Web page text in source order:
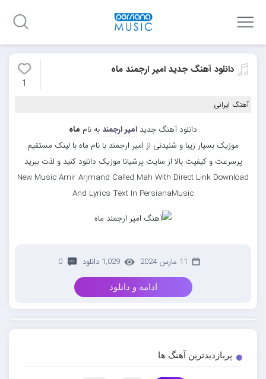
دانلود آهنگ جدید امیر ارجمند ماه
1
آهنگ ایرانی
دانلود آهنگ جدید امیر ارجمند به نام ماه
موزیک بسیار زیبا و شنیدنی از امیر ارجمند با نام ماه با لینک مستقیم
پرسرعت و کیفیت بالا از سایت پرشیانا موزیک دانلود کنید و لذت ببرید
New Music Amir Arjmand Called Mah With Direct Link Download
And Lyrics Text In PersianaMusic
11 مارس 2024 1,029 دانلود 0
ادامه و دانلود
پربازدیدترین آهنگ ها